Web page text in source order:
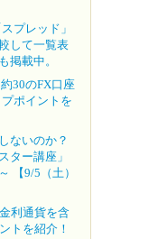
プレッド」
して一覧表
掲載中。
30のFX口座
ポイントを
ないのか？
ター講座」
【9/5（土）
利通貨を含
トを紹介！